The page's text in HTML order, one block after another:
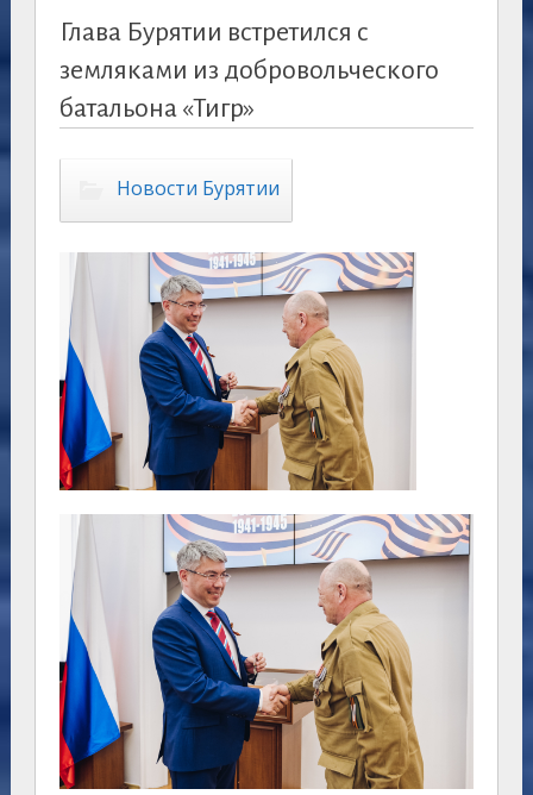
Глава Бурятии встретился с
земляками из добровольческого
батальона «Тигр»
Новости Бурятии